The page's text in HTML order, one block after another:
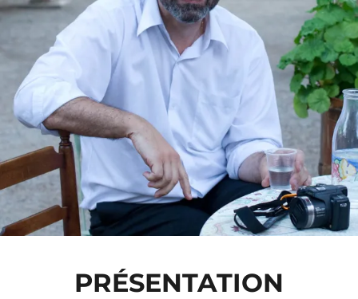
PRÉSENTATION